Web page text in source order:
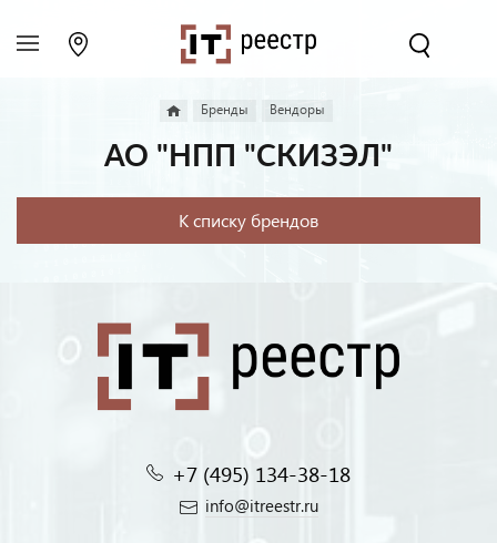
Бренды Вендоры
АО "НПП "СКИЗЭЛ"
К списку брендов
+7 (495) 134-38-18‬
info@itreestr.ru